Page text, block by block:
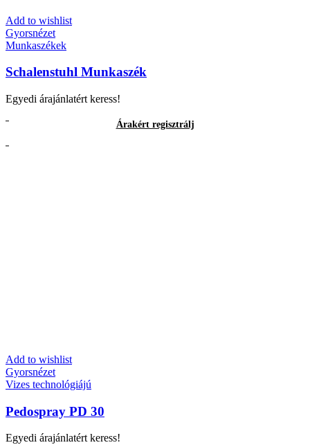
Add to wishlist
Gyorsnézet
Munkaszékek
Schalenstuhl Munkaszék
Egyedi árajánlatért keress!
Árakért regisztrálj
Add to wishlist
Gyorsnézet
Vizes technológiájú
Pedospray PD 30
Egyedi árajánlatért keress!